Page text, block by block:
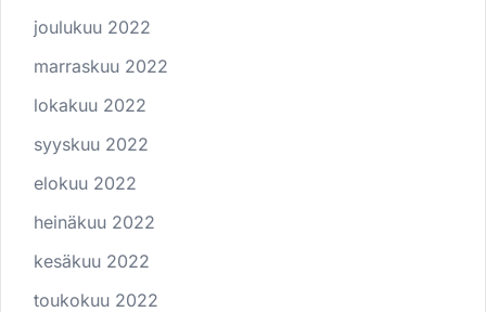
joulukuu 2022
marraskuu 2022
lokakuu 2022
syyskuu 2022
elokuu 2022
heinäkuu 2022
kesäkuu 2022
toukokuu 2022